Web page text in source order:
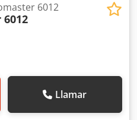
6012
Llamar